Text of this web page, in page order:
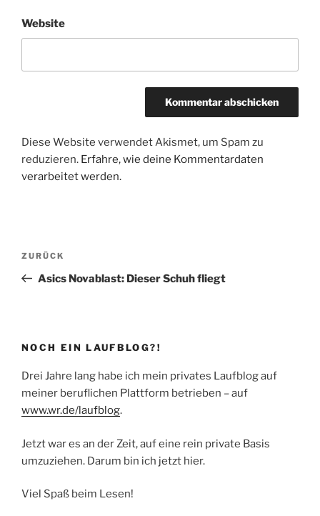
Website
Diese Website verwendet Akismet, um Spam zu
reduzieren. Erfahre, wie deine Kommentardaten
verarbeitet werden.
Beitragsnavigation
Vorheriger
Beitrag
ZURÜCK
Asics Novablast: Dieser Schuh fliegt
NOCH EIN LAUFBLOG?!
Drei Jahre lang habe ich mein privates Laufblog auf
meiner beruflichen Plattform betrieben – auf
www.wr.de/laufblog.
Jetzt war es an der Zeit, auf eine rein private Basis
umzuziehen. Darum bin ich jetzt hier.
Viel Spaß beim Lesen!